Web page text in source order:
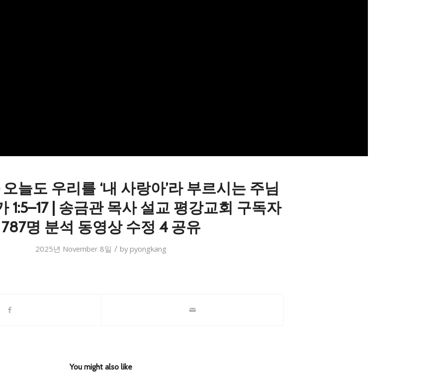
늘도 우리를 ‘내 사랑아’라 부르시는 주님
1:5–17 | 송금관 목사 설교 평강교회 구독자
787명 분석 동영상 수정 4 공유
2025년 November 8일 / bypyongkang
You might also like